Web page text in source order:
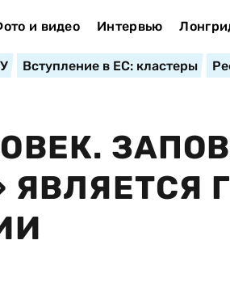
и видео Интервью
Вступление в ЕС: кластеры
ЯВЛЯЕТСЯ